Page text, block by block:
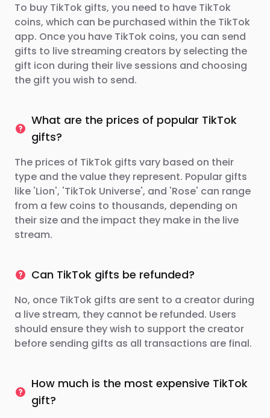
To buy TikTok gifts, you need to have TikTok
coins, which can be purchased within the TikTok
app. Once you have TikTok coins, you can send
gifts to live streaming creators by selecting the
gift icon during their live sessions and choosing
the gift you wish to send.
What are the prices of popular TikTok
gifts?
The prices of TikTok gifts vary based on their
type and the value they represent. Popular gifts
like 'Lion', 'TikTok Universe', and 'Rose' can range
from a few coins to thousands, depending on
their size and the impact they make in the live
stream.
Can TikTok gifts be refunded?
No, once TikTok gifts are sent to a creator during
a live stream, they cannot be refunded. Users
should ensure they wish to support the creator
before sending gifts as all transactions are final.
How much is the most expensive TikTok
gift?